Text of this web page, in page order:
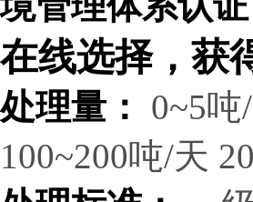
在线选择，获
处理量： 0~5吨
100~200吨/天